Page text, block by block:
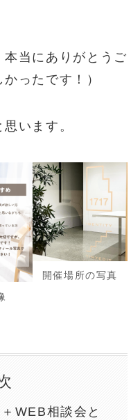
当にありがとうご
ったです！）
います。
開催場所の写真
WEB相談会と